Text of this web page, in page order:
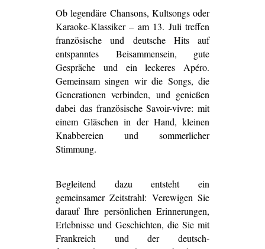
Ob legendäre Chansons, Kultsongs oder
Karaoke-Klassiker – am 13. Juli treffen
französische und deutsche Hits auf
entspanntes Beisammensein, gute
Gespräche und ein leckeres Apéro.
Gemeinsam singen wir die Songs, die
Generationen verbinden, und genießen
dabei das französische Savoir-vivre: mit
einem Gläschen in der Hand, kleinen
Knabbereien und sommerlicher
Stimmung.
Begleitend dazu entsteht ein
gemeinsamer Zeitstrahl: Verewigen Sie
darauf Ihre persönlichen Erinnerungen,
Erlebnisse und Geschichten, die Sie mit
Frankreich und der deutsch-